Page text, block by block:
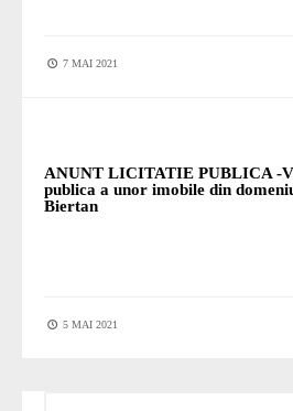
7 MAI 2021
ANUNT LICITATIE PUBLICA -
publica a unor imobile din
Biertan
5 MAI 2021